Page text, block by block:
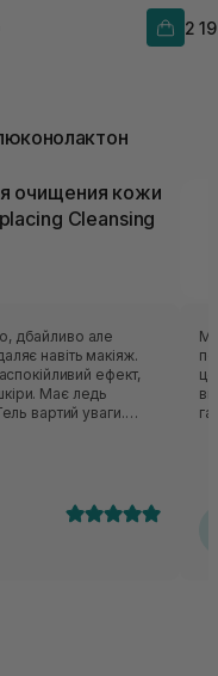
2
очищения кожи
Cleansing
дбайливо але
навіть макіяж.
ефект,
Має ледь
вартий уваги.
це саме